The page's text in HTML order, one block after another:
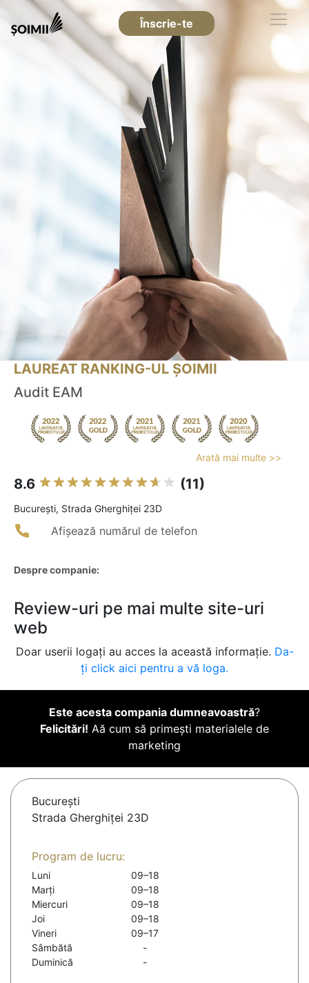
Înscrie-te
LAUREAT RANKING-UL ȘOIMII
Audit EAM
Arată mai multe >>
8.6 (11)
Bucureşti, Strada Gherghiței 23D
Afișează numărul de telefon
Despre companie:
Review-uri pe mai multe site-uri
web
Doar userii logați au acces la această informație. Da-
ți click aici pentru a vă loga.
Este acesta compania dumneavoastră?
Felicitări! Aă cum să primești materialele de
marketing
Bucureşti
Strada Gherghiței 23D
Program de lucru:
Luni
09–18
Marți
09–18
Miercuri
09–18
Joi
09–18
Vineri
09–17
Sâmbătă
-
Duminică
-